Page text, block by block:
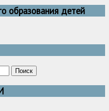
образования детей